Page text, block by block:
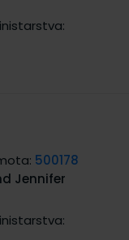
500178
Jennifer